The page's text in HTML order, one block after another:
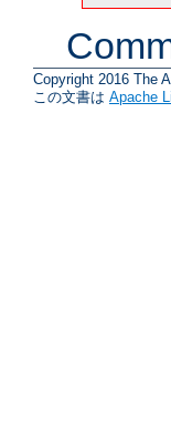
Copyright 2016 The
この文書は Apache